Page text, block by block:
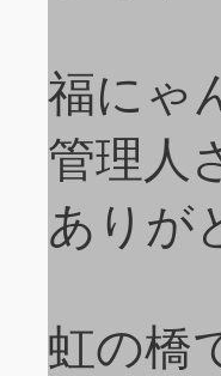
福にゃ
管理人
ありが
虹の橋